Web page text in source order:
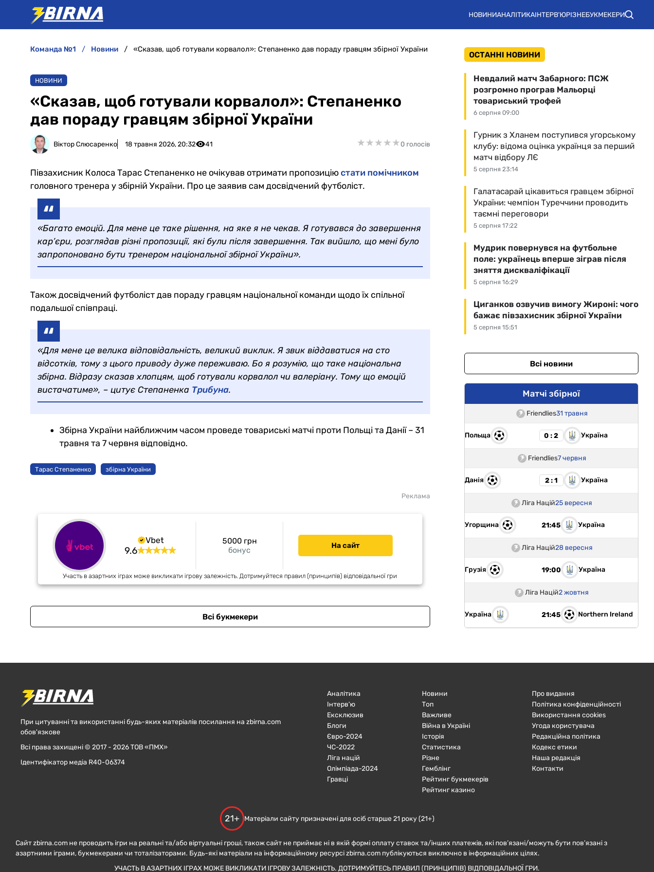
НОВИНИАНАЛІТИКАІНТЕРВ'ЮРІЗНЕБУКМЕКЕРИ
команда №1 новини «Сказав, щоб готували корвалол»: Степаненко дав пораду гравцям збірної України
НОВИНИ
«Сказав, щоб готували корвалол»: Степаненко
дав пораду гравцям збірної України
Віктор Слюсаренко 18 травня 2026, 20:32 41 ★★★★★
★★★★★0 голосів
Півзахисник Колоса Тарас Степаненко не очікував отримати пропозиціюстати помічником
головного тренера у збірній України. Про це заявив сам досвідчений футболіст.
«Багато емоцій. Для мене це таке рішення, на яке я не чекав. Я готувався до завершення
кар’єри, розглядав різні пропозиції, які були після завершення. Так вийшло, що мені було
запропоновано бути тренером національної збірної України».
Також досвідчений футболіст дав пораду гравцям національної команди щодо їх спільної
подальшої співпраці.
«Для мене це велика відповідальність, великий виклик. Я звик віддаватися на сто
відсотків, тому з цього приводу дуже переживаю. Бо я розумію, що таке національна
збірна. Відразу сказав хлопцям, щоб готували корвалол чи валеріану. Тому що емоцій
вистачатиме», – цитує Степаненка Трибуна.
Збірна України найближчим часом проведе товариські матчі проти Польщі та Данії – 31
травня та 7 червня відповідно.
Тарас Степаненко збірна України
Реклама
Vbet
9.6 бонус
5000 грн На сайт
Участь в азартних іграх може викликати ігрову залежність. Дотримуйтеся правил (принципів) відповідальної гри
Всі букмекери
ОСТАННІ НОВИНИ
6 серпня 09:00
Невдалий матч Забарного: ПСЖ
розгромно програв Мальорці
товариський трофей
5 серпня 23:14
Гурник з Хланем поступився угорському
клубу: відома оцінка українця за перший
матч відбору ЛЄ
5 серпня 17:22
Галатасарай цікавиться гравцем збірної
України: чемпіон Туреччини проводить
таємні переговори
5 серпня 16:29
Мудрик повернувся на футбольне
поле: українець вперше зіграв після
зняття дискваліфікації
5 серпня 15:51
Циганков озвучив вимогу Жироні: чого
бажає півзахисник збірної України
Всі новини
Матчі збірної
Friendlies31 травня
Польща 0 : 2 Україна
Friendlies7 червня
Данія 2 : 1 Україна
Ліга Націй25 вересня
Угорщина 21:45 Україна
Ліга Націй28 вересня
Грузія 19:00 Україна
Ліга Націй2 жовтня
Україна 21:45 Northern Ireland
При цитуванні та використанні будь-яких матеріалів посилання на zbirna.com
обов'язкове
Всі права захищені © 2017 - 2026 ТОВ «ПМХ»
Ідентифікатор медіа R40-06374
Аналітика
Інтерв'ю
Ексклюзив
Блоги
Євро-2024
ЧC-2022
Ліга націй
Олімпіада-2024
Гравці
Новини
Топ
Важливе
Війна в Україні
Історія
Статистика
Різне
Гемблінг
Рейтинг букмекерів
Рейтинг казино
Про видання
Політика конфіденційності
Використання cookies
Угода користувача
Редакційна політика
Кодекс етики
Наша редакція
Контакти
21+ Матеріали сайту призначені для осіб старше 21 року (21+)
Сайт zbirna.com не проводить ігри на реальні та/або віртуальні гроші, також сайт не приймає ні в якій формі оплату ставок та/інших платежів, які пов’язані/можуть бути пов’язані з
азартними іграми, букмекерами чи тоталізаторами. Будь-які матеріали на інформаційному ресурсі zbirna.com публікуються виключно в інформаційних цілях.
УЧАСТЬ В АЗАРТНИХ ІГРАХ МОЖЕ ВИКЛИКАТИ ІГРОВУ ЗАЛЕЖНІСТЬ. ДОТРИМУЙТЕСЬ ПРАВИЛ (ПРИНЦИПІВ) ВІДПОВІДАЛЬНОЇ ГРИ.